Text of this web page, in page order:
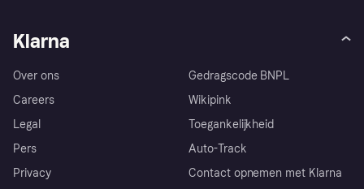
Klarna
Over ons
Careers
Legal
Pers
Privacy
Gedragscode BNPL
Wikipink
Toegankelijkheid
Auto-Track
Contact opnemen met Klarna